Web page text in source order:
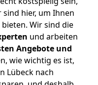
hier, um Ihnen
bieten. Wir sind die
und arbeiten
Angebote und
wie wichtig es ist,
Lübeck nach